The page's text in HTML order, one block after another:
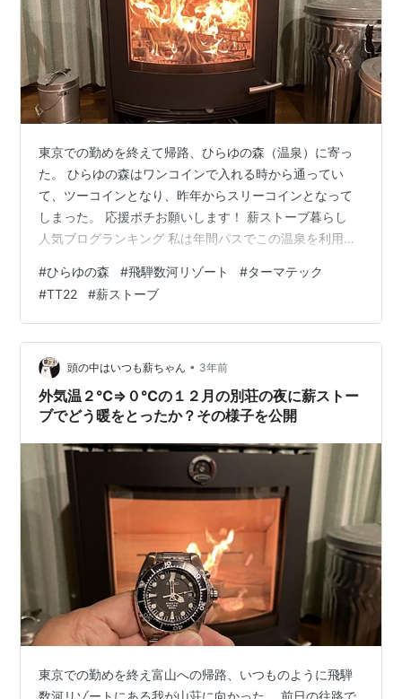
東京での勤めを終えて帰路、ひらゆの森（温泉）に寄っ
た。 ひらゆの森はワンコインで入れる時から通ってい
て、ツーコインとなり、昨年からスリーコインとなって
しまった。 応援ポチお願いします！ 薪ストーブ暮らし
人気ブログランキング 私は年間パスでこの温泉を利用し
となってしまったので、１４年間続けてきた年間パスの
更新を先月、見合わせる事にした。 よって今回は、１回
券を買って入浴することになります。 大人１名 ７００円
です。年間パスの時はただの様な感覚で入っていました
が、今回は７００円支払っていることもあって五感で有
難さを感じながら温泉に入ったので、…
#ひらゆの森 #飛騨数河リゾート #ターマテック
#TT22 #薪ストーブ
頭の中はいつも薪ちゃん • 3年前
外気温２℃⇒０℃の１２月の別荘の夜に薪ストー
ブでどう暖をとったか？その様子を公開
東京での勤めを終え富山への帰路、いつものように飛騨
数河リゾートにある我が山荘に向かった。 前日の往路で